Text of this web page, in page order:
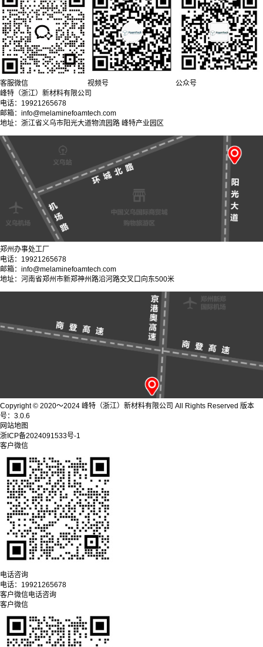
客服微信 视频号
公众号
峰特（浙江）新材料有限公司
电话：19921265678
邮箱：info@melaminefoamtech.com
地址：浙江省义乌市阳光大道物流园路 峰特产业园区
郑州办事处工厂
电话：19921265678
邮箱：info@melaminefoamtech.com
地址：河南省郑州市新郑神州路沿河路交叉口向东500米
Copyright © 2020～2024 峰特（浙江）新材料有限公司 All Rights Reserved 版本
号：3.0.6
网站地图
浙ICP备2024091533号-1
客户微信
电话咨询
电话： 19921265678
客户微信电话咨询
客户微信